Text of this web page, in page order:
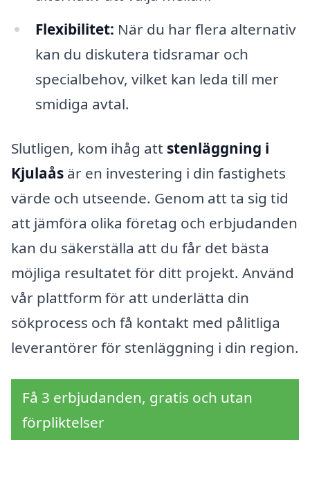
Flexibilitet: När du har flera alternativ
kan du diskutera tidsramar och
specialbehov, vilket kan leda till mer
smidiga avtal.
Slutligen, kom ihåg att stenläggning i
Kjulaås är en investering i din fastighets
värde och utseende. Genom att ta sig tid
att jämföra olika företag och erbjudanden
kan du säkerställa att du får det bästa
möjliga resultatet för ditt projekt. Använd
vår plattform för att underlätta din
sökprocess och få kontakt med pålitliga
leverantörer för stenläggning i din region.
Få 3 erbjudanden, gratis och utan
förpliktelser